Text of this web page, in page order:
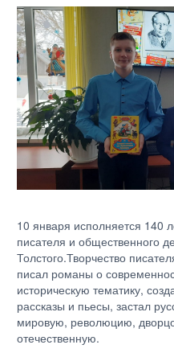
10 января исполняется 140
писателя и общественного
Толстого.Творчество
писал романы о
историческую тематику,
рассказы и пьесы, застал
мировую, революцию,
отечественную.